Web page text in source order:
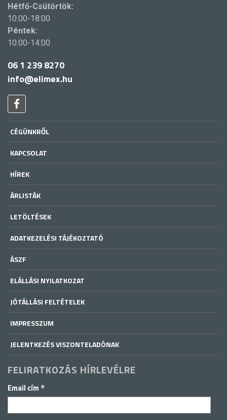
Hétfő-Csütörtök:
10:00-18:00
Péntek:
10:00-14:00
06 1 239 8270
info@elimex.hu
CÉGÜNKRŐL
KAPCSOLAT
HÍREK
ÁRLISTÁK
LETÖLTÉSEK
ADATKEZELÉSI TÁJÉKOZTATÓ
ÁSZF
ELÁLLÁSI NYILATKOZAT
JÓTÁLLÁSI FELTÉTELEK
IMPRESSZUM
JELENTKEZÉS VISZONTELADÓNAK
FELIRATKOZÁS HÍRLEVÉLRE
Email cím *